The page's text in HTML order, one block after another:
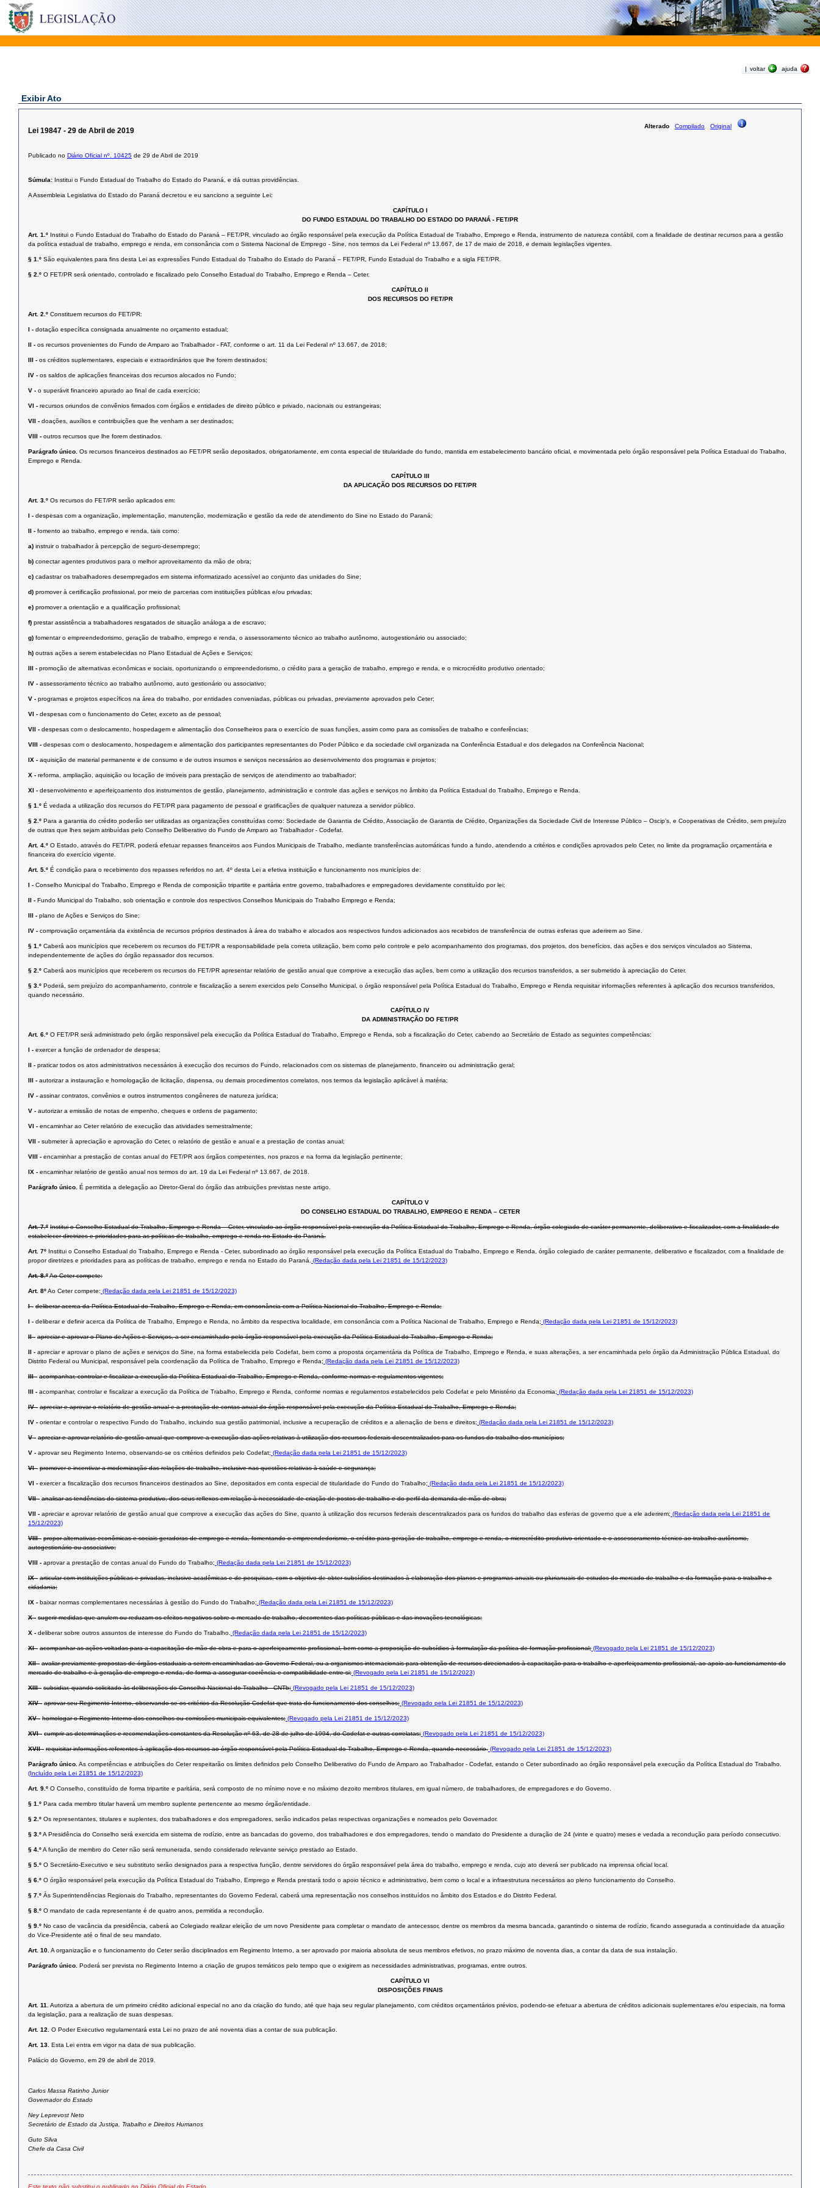
| voltar ajuda
Exibir Ato
Alterado Compilado Original
Lei 19847 - 29 de Abril de 2019
Publicado no Diário Oficial nº. 10425 de 29 de Abril de 2019
Súmula: Institui o Fundo Estadual do Trabalho do Estado do Paraná, e dá outras providências.
A Assembleia Legislativa do Estado do Paraná decretou e eu sanciono a seguinte Lei:
CAPÍTULO I
DO FUNDO ESTADUAL DO TRABALHO DO ESTADO DO PARANÁ - FET/PR
Art. 1.º Institui o Fundo Estadual do Trabalho do Estado do Paraná – FET/PR, vinculado ao órgão responsável pela execução da Política Estadual de Trabalho, Emprego e Renda, instrumento de natureza contábil, com a finalidade de destinar recursos para a gestão
da política estadual de trabalho, emprego e renda, em consonância com o Sistema Nacional de Emprego - Sine, nos termos da Lei Federal nº 13.667, de 17 de maio de 2018, e demais legislações vigentes.
§ 1.º São equivalentes para fins desta Lei as expressões Fundo Estadual do Trabalho do Estado do Paraná – FET/PR, Fundo Estadual do Trabalho e a sigla FET/PR.
§ 2.º O FET/PR será orientado, controlado e fiscalizado pelo Conselho Estadual do Trabalho, Emprego e Renda – Ceter.
CAPÍTULO II
DOS RECURSOS DO FET/PR
Art. 2.º Constituem recursos do FET/PR:
I - dotação específica consignada anualmente no orçamento estadual;
II - os recursos provenientes do Fundo de Amparo ao Trabalhador - FAT, conforme o art. 11 da Lei Federal nº 13.667, de 2018;
III - os créditos suplementares, especiais e extraordinários que lhe forem destinados;
IV - os saldos de aplicações financeiras dos recursos alocados no Fundo;
V - o superávit financeiro apurado ao final de cada exercício;
VI - recursos oriundos de convênios firmados com órgãos e entidades de direito público e privado, nacionais ou estrangeiras;
VII - doações, auxílios e contribuições que lhe venham a ser destinados;
VIII - outros recursos que lhe forem destinados.
Parágrafo único. Os recursos financeiros destinados ao FET/PR serão depositados, obrigatoriamente, em conta especial de titularidade do fundo, mantida em estabelecimento bancário oficial, e movimentada pelo órgão responsável pela Política Estadual do Trabalho,
Emprego e Renda.
CAPÍTULO III
DA APLICAÇÃO DOS RECURSOS DO FET/PR
Art. 3.º Os recursos do FET/PR serão aplicados em:
I - despesas com a organização, implementação, manutenção, modernização e gestão da rede de atendimento do Sine no Estado do Paraná;
II - fomento ao trabalho, emprego e renda, tais como:
a) instruir o trabalhador à percepção de seguro-desemprego;
b) conectar agentes produtivos para o melhor aproveitamento da mão de obra;
c) cadastrar os trabalhadores desempregados em sistema informatizado acessível ao conjunto das unidades do Sine;
d) promover à certificação profissional, por meio de parcerias com instituições públicas e/ou privadas;
e) promover a orientação e a qualificação profissional;
f) prestar assistência a trabalhadores resgatados de situação análoga a de escravo;
g) fomentar o empreendedorismo, geração de trabalho, emprego e renda, o assessoramento técnico ao trabalho autônomo, autogestionário ou associado;
h) outras ações a serem estabelecidas no Plano Estadual de Ações e Serviços;
III - promoção de alternativas econômicas e sociais, oportunizando o empreendedorismo, o crédito para a geração de trabalho, emprego e renda, e o microcrédito produtivo orientado;
IV - assessoramento técnico ao trabalho autônomo, auto gestionário ou associativo;
V - programas e projetos específicos na área do trabalho, por entidades conveniadas, públicas ou privadas, previamente aprovados pelo Ceter;
VI - despesas com o funcionamento do Ceter, exceto as de pessoal;
VII - despesas com o deslocamento, hospedagem e alimentação dos Conselheiros para o exercício de suas funções, assim como para as comissões de trabalho e conferências;
VIII - despesas com o deslocamento, hospedagem e alimentação dos participantes representantes do Poder Público e da sociedade civil organizada na Conferência Estadual e dos delegados na Conferência Nacional;
IX - aquisição de material permanente e de consumo e de outros insumos e serviços necessários ao desenvolvimento dos programas e projetos;
X - reforma, ampliação, aquisição ou locação de imóveis para prestação de serviços de atendimento ao trabalhador;
XI - desenvolvimento e aperfeiçoamento dos instrumentos de gestão, planejamento, administração e controle das ações e serviços no âmbito da Política Estadual do Trabalho, Emprego e Renda.
§ 1.º É vedada a utilização dos recursos do FET/PR para pagamento de pessoal e gratificações de qualquer natureza a servidor público.
§ 2.º Para a garantia do crédito poderão ser utilizadas as organizações constituídas como: Sociedade de Garantia de Crédito, Associação de Garantia de Crédito, Organizações da Sociedade Civil de Interesse Público – Oscip’s, e Cooperativas de Crédito, sem prejuízo
de outras que lhes sejam atribuídas pelo Conselho Deliberativo do Fundo de Amparo ao Trabalhador - Codefat.
Art. 4.º O Estado, através do FET/PR, poderá efetuar repasses financeiros aos Fundos Municipais de Trabalho, mediante transferências automáticas fundo a fundo, atendendo a critérios e condições aprovados pelo Ceter, no limite da programação orçamentária e
financeira do exercício vigente.
Art. 5.º É condição para o recebimento dos repasses referidos no art. 4º desta Lei a efetiva instituição e funcionamento nos municípios de:
I - Conselho Municipal do Trabalho, Emprego e Renda de composição tripartite e paritária entre governo, trabalhadores e empregadores devidamente constituído por lei;
II - Fundo Municipal do Trabalho, sob orientação e controle dos respectivos Conselhos Municipais do Trabalho Emprego e Renda;
III - plano de Ações e Serviços do Sine;
IV - comprovação orçamentária da existência de recursos próprios destinados à área do trabalho e alocados aos respectivos fundos adicionados aos recebidos de transferência de outras esferas que aderirem ao Sine.
§ 1.º Caberá aos municípios que receberem os recursos do FET/PR a responsabilidade pela correta utilização, bem como pelo controle e pelo acompanhamento dos programas, dos projetos, dos benefícios, das ações e dos serviços vinculados ao Sistema,
independentemente de ações do órgão repassador dos recursos.
§ 2.º Caberá aos municípios que receberem os recursos do FET/PR apresentar relatório de gestão anual que comprove a execução das ações, bem como a utilização dos recursos transferidos, a ser submetido à apreciação do Ceter.
§ 3.º Poderá, sem prejuízo do acompanhamento, controle e fiscalização a serem exercidos pelo Conselho Municipal, o órgão responsável pela Política Estadual do Trabalho, Emprego e Renda requisitar informações referentes à aplicação dos recursos transferidos,
quando necessário.
CAPÍTULO IV
DA ADMINISTRAÇÃO DO FET/PR
Art. 6.º O FET/PR será administrado pelo órgão responsável pela execução da Política Estadual do Trabalho, Emprego e Renda, sob a fiscalização do Ceter, cabendo ao Secretário de Estado as seguintes competências:
I - exercer a função de ordenador de despesa;
II - praticar todos os atos administrativos necessários à execução dos recursos do Fundo, relacionados com os sistemas de planejamento, financeiro ou administração geral;
III - autorizar a instauração e homologação de licitação, dispensa, ou demais procedimentos correlatos, nos termos da legislação aplicável à matéria;
IV - assinar contratos, convênios e outros instrumentos congêneres de natureza jurídica;
V - autorizar a emissão de notas de empenho, cheques e ordens de pagamento;
VI - encaminhar ao Ceter relatório de execução das atividades semestralmente;
VII - submeter à apreciação e aprovação do Ceter, o relatório de gestão e anual e a prestação de contas anual;
VIII - encaminhar a prestação de contas anual do FET/PR aos órgãos competentes, nos prazos e na forma da legislação pertinente;
IX - encaminhar relatório de gestão anual nos termos do art. 19 da Lei Federal nº 13.667, de 2018.
Parágrafo único. É permitida a delegação ao Diretor-Geral do órgão das atribuições previstas neste artigo.
CAPÍTULO V
DO CONSELHO ESTADUAL DO TRABALHO, EMPREGO E RENDA – CETER
Art. 7.º Institui o Conselho Estadual do Trabalho, Emprego e Renda – Ceter, vinculado ao órgão responsável pela execução da Política Estadual do Trabalho, Emprego e Renda, órgão colegiado de caráter permanente, deliberativo e fiscalizador, com a finalidade de
estabelecer diretrizes e prioridades para as políticas de trabalho, emprego e renda no Estado do Paraná.
Art. 7º Institui o Conselho Estadual do Trabalho, Emprego e Renda - Ceter, subordinado ao órgão responsável pela execução da Política Estadual do Trabalho, Emprego e Renda, órgão colegiado de caráter permanente, deliberativo e fiscalizador, com a finalidade de
propor diretrizes e prioridades para as políticas de trabalho, emprego e renda no Estado do Paraná. (Redação dada pela Lei 21851 de 15/12/2023)
Art. 8.ºAo Ceter compete:
Art. 8ºAo Ceter compete: (Redação dada pela Lei 21851 de 15/12/2023)
I - deliberar acerca da Política Estadual do Trabalho, Emprego e Renda, em consonância com a Política Nacional do Trabalho, Emprego e Renda;
I - deliberar e definir acerca da Política de Trabalho, Emprego e Renda, no âmbito da respectiva localidade, em consonância com a Política Nacional de Trabalho, Emprego e Renda; (Redação dada pela Lei 21851 de 15/12/2023)
II - apreciar e aprovar o Plano de Ações e Serviços, a ser encaminhado pelo órgão responsável pela execução da Política Estadual do Trabalho, Emprego e Renda;
II - apreciar e aprovar o plano de ações e serviços do Sine, na forma estabelecida pelo Codefat, bem como a proposta orçamentária da Política de Trabalho, Emprego e Renda, e suas alterações, a ser encaminhada pelo órgão da Administração Pública Estadual, do
Distrito Federal ou Municipal, responsável pela coordenação da Política de Trabalho, Emprego e Renda; (Redação dada pela Lei 21851 de 15/12/2023)
III - acompanhar, controlar e fiscalizar a execução da Política Estadual do Trabalho, Emprego e Renda, conforme normas e regulamentos vigentes;
III - acompanhar, controlar e fiscalizar a execução da Política de Trabalho, Emprego e Renda, conforme normas e regulamentos estabelecidos pelo Codefat e pelo Ministério da Economia; (Redação dada pela Lei 21851 de 15/12/2023)
IV - apreciar e aprovar o relatório de gestão anual e a prestação de contas anual do órgão responsável pela execução da Política Estadual do Trabalho, Emprego e Renda;
IV - orientar e controlar o respectivo Fundo do Trabalho, incluindo sua gestão patrimonial, inclusive a recuperação de créditos e a alienação de bens e direitos; (Redação dada pela Lei 21851 de 15/12/2023)
V - apreciar e aprovar relatório de gestão anual que comprove a execução das ações relativas à utilização dos recursos federais descentralizados para os fundos do trabalho dos municípios;
V - aprovar seu Regimento Interno, observando-se os critérios definidos pelo Codefat; (Redação dada pela Lei 21851 de 15/12/2023)
VI - promover e incentivar a modernização das relações de trabalho, inclusive nas questões relativas à saúde e segurança;
VI - exercer a fiscalização dos recursos financeiros destinados ao Sine, depositados em conta especial de titularidade do Fundo do Trabalho; (Redação dada pela Lei 21851 de 15/12/2023)
VII - analisar as tendências do sistema produtivo, dos seus reflexos em relação à necessidade de criação de postos de trabalho e do perfil da demanda de mão de obra;
VII - apreciar e aprovar relatório de gestão anual que comprove a execução das ações do Sine, quanto à utilização dos recursos federais descentralizados para os fundos do trabalho das esferas de governo que a ele aderirem; (Redação dada pela Lei 21851 de
15/12/2023)
VIII - propor alternativas econômicas e sociais geradoras de emprego e renda, fomentando o empreendedorismo, o crédito para geração de trabalho, emprego e renda, o microcrédito produtivo orientado e o assessoramento técnico ao trabalho autônomo,
autogestionário ou associativo;
VIII - aprovar a prestação de contas anual do Fundo do Trabalho; (Redação dada pela Lei 21851 de 15/12/2023)
IX - articular com instituições públicas e privadas, inclusive acadêmicas e de pesquisas, com o objetivo de obter subsídios destinados à elaboração dos planos e programas anuais ou plurianuais de estudos do mercado de trabalho e da formação para o trabalho e
cidadania;
IX - baixar normas complementares necessárias à gestão do Fundo do Trabalho; (Redação dada pela Lei 21851 de 15/12/2023)
X - sugerir medidas que anulem ou reduzam os efeitos negativos sobre o mercado de trabalho, decorrentes das políticas públicas e das inovações tecnológicas;
X - deliberar sobre outros assuntos de interesse do Fundo do Trabalho. (Redação dada pela Lei 21851 de 15/12/2023)
XI - acompanhar as ações voltadas para a capacitação de mão de obra e para o aperfeiçoamento profissional, bem como a proposição de subsídios à formulação da política de formação profissional; (Revogado pela Lei 21851 de 15/12/2023)
XII - avaliar previamente propostas de órgãos estaduais a serem encaminhadas ao Governo Federal, ou a organismos internacionais para obtenção de recursos direcionados à capacitação para o trabalho e aperfeiçoamento profissional, ao apoio ao funcionamento do
mercado de trabalho e à geração de emprego e renda, de forma a assegurar coerência e compatibilidade entre si; (Revogado pela Lei 21851 de 15/12/2023)
XIII - subsidiar, quando solicitado às deliberações do Conselho Nacional do Trabalho - CNTb; (Revogado pela Lei 21851 de 15/12/2023)
XIV - aprovar seu Regimento Interno, observando-se os critérios da Resolução Codefat que trata do funcionamento dos conselhos; (Revogado pela Lei 21851 de 15/12/2023)
XV - homologar o Regimento Interno dos conselhos ou comissões municipais equivalentes; (Revogado pela Lei 21851 de 15/12/2023)
XVI - cumprir as determinações e recomendações constantes da Resolução nº 63, de 28 de julho de 1994, do Codefat e outras correlatas; (Revogado pela Lei 21851 de 15/12/2023)
XVII - requisitar informações referentes à aplicação dos recursos ao órgão responsável pela Política Estadual do Trabalho, Emprego e Renda, quando necessário. (Revogado pela Lei 21851 de 15/12/2023)
Parágrafo único.As competências e atribuições do Ceter respeitarão os limites definidos pelo Conselho Deliberativo do Fundo de Amparo ao Trabalhador - Codefat, estando o Ceter subordinado ao órgão responsável pela execução da Política Estadual do Trabalho.
(Incluído pela Lei 21851 de 15/12/2023)
Art. 9.º O Conselho, constituído de forma tripartite e paritária, será composto de no mínimo nove e no máximo dezoito membros titulares, em igual número, de trabalhadores, de empregadores e do Governo.
§ 1.º Para cada membro titular haverá um membro suplente pertencente ao mesmo órgão/entidade.
§ 2.º Os representantes, titulares e suplentes, dos trabalhadores e dos empregadores, serão indicados pelas respectivas organizações e nomeados pelo Governador.
§ 3.ºA Presidência do Conselho será exercida em sistema de rodízio, entre as bancadas do governo, dos trabalhadores e dos empregadores, tendo o mandato do Presidente a duração de 24 (vinte e quatro) meses e vedada a recondução para período consecutivo.
§ 4.ºA função de membro do Ceter não será remunerada, sendo considerado relevante serviço prestado ao Estado.
§ 5.º O Secretário-Executivo e seu substituto serão designados para a respectiva função, dentre servidores do órgão responsável pela área do trabalho, emprego e renda, cujo ato deverá ser publicado na imprensa oficial local.
§ 6.º O órgão responsável pela execução da Política Estadual do Trabalho, Emprego e Renda prestará todo o apoio técnico e administrativo, bem como o local e a infraestrutura necessários ao pleno funcionamento do Conselho.
§ 7.º Às Superintendências Regionais do Trabalho, representantes do Governo Federal, caberá uma representação nos conselhos instituídos no âmbito dos Estados e do Distrito Federal.
§ 8.º O mandato de cada representante é de quatro anos, permitida a recondução.
§ 9.º No caso de vacância da presidência, caberá ao Colegiado realizar eleição de um novo Presidente para completar o mandato de antecessor, dentre os membros da mesma bancada, garantindo o sistema de rodízio, ficando assegurada a continuidade da atuação
do Vice-Presidente até o final de seu mandato.
Art. 10.A organização e o funcionamento do Ceter serão disciplinados em Regimento Interno, a ser aprovado por maioria absoluta de seus membros efetivos, no prazo máximo de noventa dias, a contar da data de sua instalação.
Parágrafo único. Poderá ser prevista no Regimento Interno a criação de grupos temáticos pelo tempo que o exigirem as necessidades administrativas, programas, entre outros.
CAPÍTULO VI
DISPOSIÇÕES FINAIS
Art. 11.Autoriza a abertura de um primeiro crédito adicional especial no ano da criação do fundo, até que haja seu regular planejamento, com créditos orçamentários prévios, podendo-se efetuar a abertura de créditos adicionais suplementares e/ou especiais, na forma
da legislação, para a realização de suas despesas.
Art. 12. O Poder Executivo regulamentará esta Lei no prazo de até noventa dias a contar de sua publicação.
Art. 13. Esta Lei entra em vigor na data de sua publicação.
Palácio do Governo, em 29 de abril de 2019.
Carlos Massa Ratinho Junior
Governador do Estado
Ney Leprevost Neto
Secretário de Estado da Justiça, Trabalho e Direitos Humanos
Guto Silva
Chefe da Casa Civil